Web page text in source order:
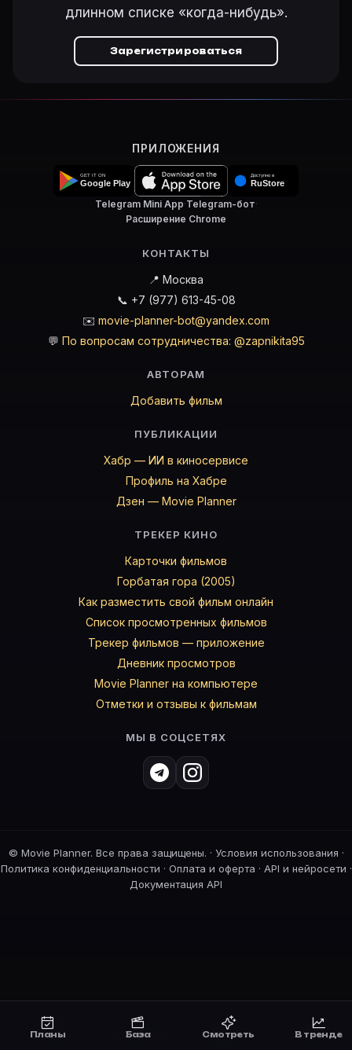
Планы Смотреть Премьеры В тренде
Планы База Смотреть В тренде
длинном списке «когда-нибудь».
Зарегистрироваться
ПРИЛОЖЕНИЯ
Telegram Mini App·Telegram-бот·
Расширение Chrome
КОНТАКТЫ
📍 Москва
📞 +7 (977) 613-45-08
✉️ movie-planner-bot@yandex.com
💬 По вопросам сотрудничества: @zapnikita95
АВТОРАМ
Добавить фильм
ПУБЛИКАЦИИ
Хабр — ИИ в киносервисе
Профиль на Хабре
Дзен — Movie Planner
ТРЕКЕР КИНО
Карточки фильмов
Горбатая гора (2005)
Как разместить свой фильм онлайн
Список просмотренных фильмов
Трекер фильмов — приложение
Дневник просмотров
Movie Planner на компьютере
Отметки и отзывы к фильмам
МЫ В СОЦСЕТЯХ
© Movie Planner. Все права защищены. · Условия использования ·
Политика конфиденциальности · Оплата и оферта · API и нейросети ·
Документация API